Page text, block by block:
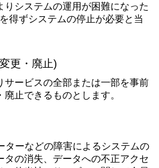
りシステムの運用が困難になった
得ずシステムの停止が必要と当
更・廃止)
サービスの全部または一部を事前
止できるものとします。
ターなどの障害によるシステムの
タの消失、データへの不正アクセ